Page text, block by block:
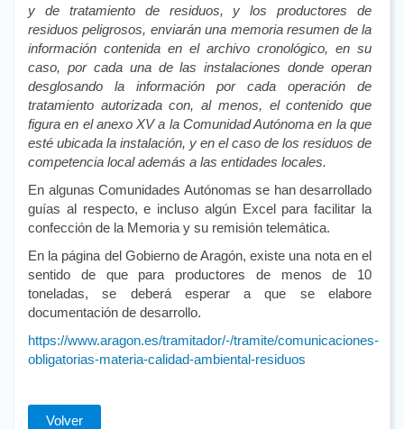
y de tratamiento de residuos, y los productores de
residuos peligrosos, enviarán una memoria resumen de la
información contenida en el archivo cronológico, en su
caso, por cada una de las instalaciones donde operan
desglosando la información por cada operación de
tratamiento autorizada con, al menos, el contenido que
figura en el anexo XV a la Comunidad Autónoma en la que
esté ubicada la instalación, y en el caso de los residuos de
competencia local además a las entidades locales.
En algunas Comunidades Autónomas se han desarrollado
guías al respecto, e incluso algún Excel para facilitar la
confección de la Memoria y su remisión telemática.
En la página del Gobierno de Aragón, existe una nota en el
sentido de que para productores de menos de 10
toneladas, se deberá esperar a que se elabore
documentación de desarrollo.
https://www.aragon.es/tramitador/-/tramite/comunicaciones-
obligatorias-materia-calidad-ambiental-residuos
Volver